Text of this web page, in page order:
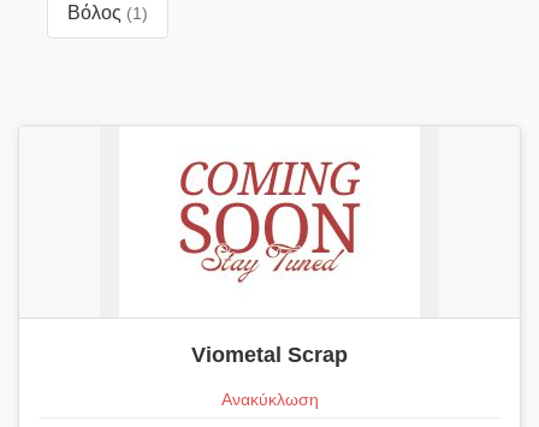
Βόλος (1)
Viometal Scrap
Ανακύκλωση